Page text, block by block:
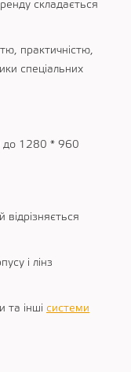
складається
практичністю,
спеціальних
до 1280 * 960
і лінз
та інші системи